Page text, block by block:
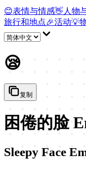
😊表情与情感👋 人物
旅行和地点🎉活动💡
😪
复制
困倦的脸
Sleepy Face